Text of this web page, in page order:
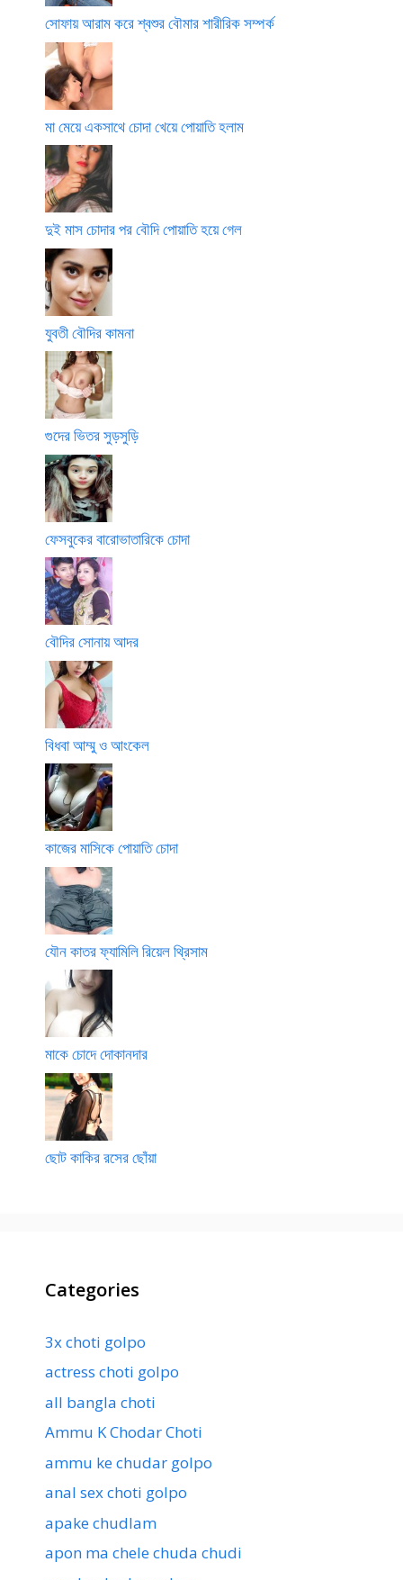
সোফায় আরাম করে শ্বশুর বৌমার শারীরিক সম্পর্ক
মা মেয়ে একসাথে চোদা খেয়ে পোয়াতি হলাম
দুই মাস চোদার পর বৌদি পোয়াতি হয়ে গেল
যুবতী বৌদির কামনা
গুদের ভিতর সুড়সুড়ি
ফেসবুকের বারোভাতারিকে চোদা
বৌদির সোনায় আদর
বিধবা আম্মু ও আংকেল
কাজের মাসিকে পোয়াতি চোদা
যৌন কাতর ফ্যামিলি রিয়েল থ্রিসাম
মাকে চোদে দোকানদার
ছোট কাকির রসের ছোঁয়া
Categories
3x choti golpo
actress choti golpo
all bangla choti
Ammu K Chodar Choti
ammu ke chudar golpo
anal sex choti golpo
apake chudlam
apon ma chele chuda chudi